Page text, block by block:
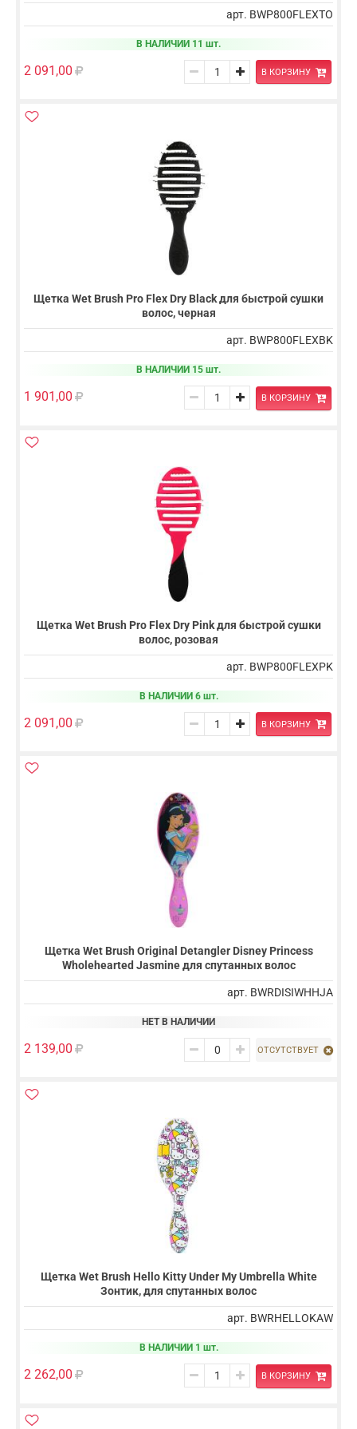
арт. BWP800FLEXTO
В НАЛИЧИИ 11 шт.
2 091,00 В КОРЗИНУ
Щетка Wet Brush Pro Flex Dry Black для быстрой сушки
волос, черная
арт. BWP800FLEXBK
В НАЛИЧИИ 15 шт.
1 901,00 В КОРЗИНУ
Щетка Wet Brush Pro Flex Dry Pink для быстрой сушки
волос, розовая
арт. BWP800FLEXPK
В НАЛИЧИИ 6 шт.
2 091,00 В КОРЗИНУ
Щетка Wet Brush Original Detangler Disney Princess
Wholehearted Jasmine для спутанных волос
арт. BWRDISIWHHJA
НЕТ В НАЛИЧИИ
2 139,00 ОТСУТСТВУЕТ
Щетка Wet Brush Hello Kitty Under My Umbrella White
Зонтик, для спутанных волос
арт. BWRHELLOKAW
В НАЛИЧИИ 1 шт.
2 262,00 В КОРЗИНУ